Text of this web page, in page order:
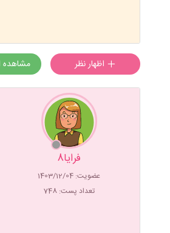
مشاهده
فرایا8
عضویت: 1403/12/04
تعداد پست: 748